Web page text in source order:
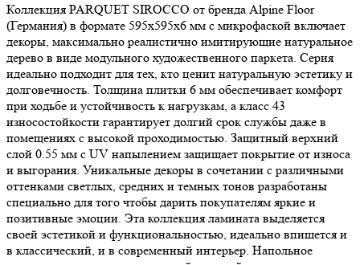
Коллекция PARQUET SIROCCO от бренда Alpine Floor
(Германия) в формате 595х595х6 мм с микрофаской включает
декоры, максимально реалистично имитирующие натуральное
дерево в виде модульного художественного паркета. Серия
идеально подходит для тех, кто ценит натуральную эстетику и
долговечность. Толщина плитки 6 мм обеспечивает комфорт
при ходьбе и устойчивость к нагрузкам, а класс 43
износостойкости гарантирует долгий срок службы даже в
помещениях с высокой проходимостью. Защитный верхний
слой 0.55 мм c UV напылением защищает покрытие от износа
и выгорания. Уникальные декоры в сочетании с различными
оттенками светлых, средних и темных тонов разработаны
специально для того чтобы дарить покупателям яркие и
позитивные эмоции. Эта коллекция ламината выделяется
своей эстетикой и функциональностью, идеально впишется и
в классический, и в современный интерьер. Напольное